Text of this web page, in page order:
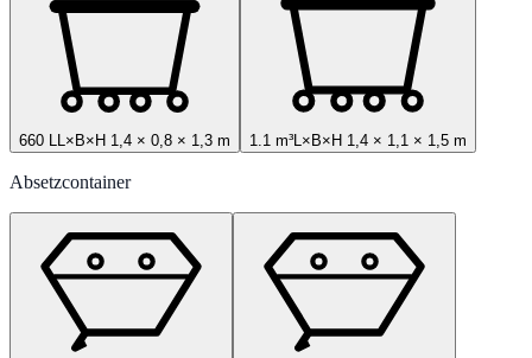
660 L L×B×H 1,4 × 0,8 × 1,3 m 1.1 m³L×B×H 1,4 × 1,1 × 1,5 m
Absetzcontainer